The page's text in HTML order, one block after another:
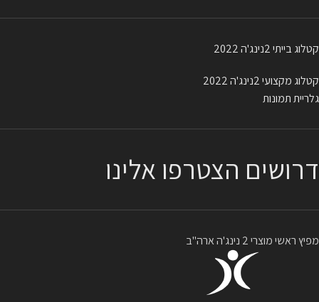
קטלוג בייתי 2נינג'ה 2022
קטלוג מקצועי 2נינג'ה 2022
גלריית תמונות
דרושים הצטרפו אלינו
מפיץ ראשי מוצרי 2 נינג'ה ארה"ב